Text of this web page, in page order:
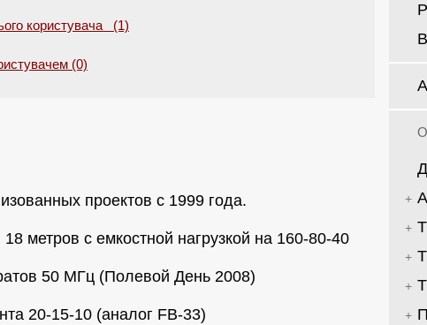
користувача (1)
(0)
проектов с 1999 года.
метров с емкостной нагрузкой на 160-80-40
50 МГц (Полевой День 2008)
20-15-10 (аналог FB-33)